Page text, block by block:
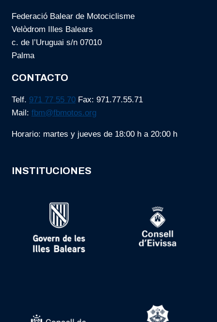
Federació Balear de Motociclisme
Velòdrom Illes Balears
c. de l’Uruguai s/n 07010
Palma
CONTACTO
Telf. 971 77 55 70 Fax: 971.77.55.71
Mail: fbm@fbmotos.org
Horario: martes y jueves de 18:00 h a 20:00 h
INSTITUCIONES